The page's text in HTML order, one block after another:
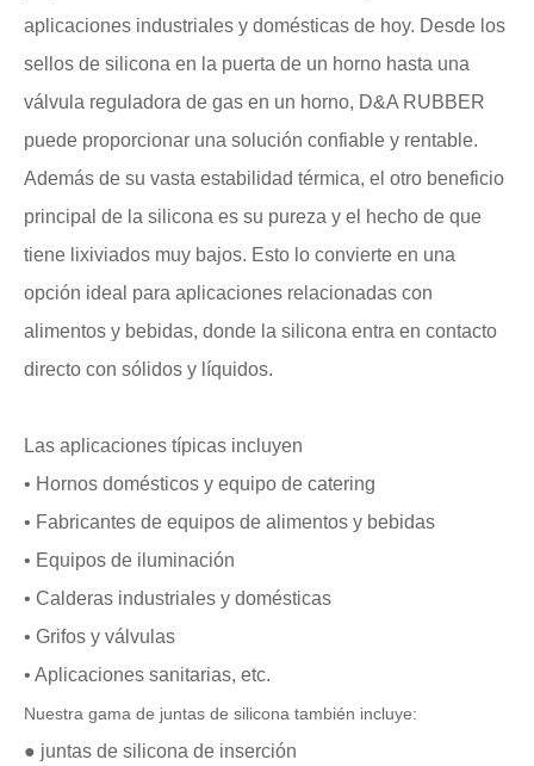
aplicaciones industriales y domésticas de hoy. Desde los
sellos de silicona en la puerta de un horno hasta una
válvula reguladora de gas en un horno, D&A RUBBER
puede proporcionar una solución confiable y rentable.
Además de su vasta estabilidad térmica, el otro beneficio
principal de la silicona es su pureza y el hecho de que
tiene lixiviados muy bajos. Esto lo convierte en una
opción ideal para aplicaciones relacionadas con
alimentos y bebidas, donde la silicona entra en contacto
directo con sólidos y líquidos.
Las aplicaciones típicas incluyen
• Hornos domésticos y equipo de catering
• Fabricantes de equipos de alimentos y bebidas
• Equipos de iluminación
• Calderas industriales y domésticas
• Grifos y válvulas
• Aplicaciones sanitarias, etc.
Nuestra gama de juntas de silicona también incluye:
● juntas de silicona de inserción